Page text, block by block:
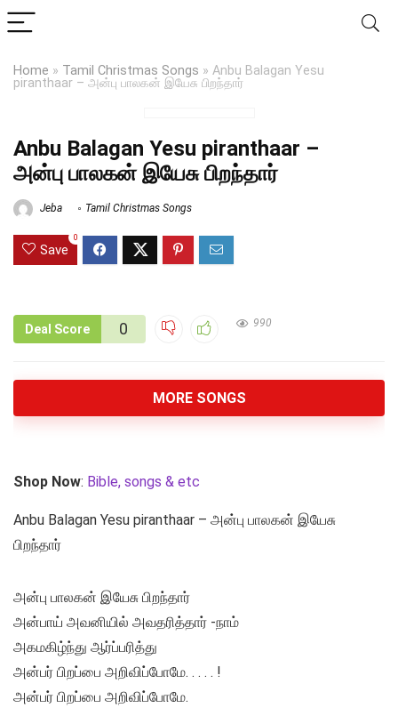
Home » Tamil Christmas Songs » Anbu Balagan Yesu
piranthaar – அன்பு பாலகன் இயேசு பிறந்தார்
Anbu Balagan Yesu piranthaar –
அன்பு பாலகன் இயேசு பிறந்தார்
Jeba Tamil Christmas Songs
Save
0
Deal Score 0 990
MORE SONGS
Shop Now: Bible, songs & etc
Anbu Balagan Yesu piranthaar – அன்பு பாலகன் இயேசு
பிறந்தார்
அன்பு பாலகன் இயேசு பிறந்தார்
அன்பாய் அவனியில் அவதரித்தார் -நாம்
அகமகிழ்ந்து ஆர்ப்பரித்து
அன்பர் பிறப்பை அறிவிப்போமே. . . . . !
அன்பர் பிறப்பை அறிவிப்போமே.